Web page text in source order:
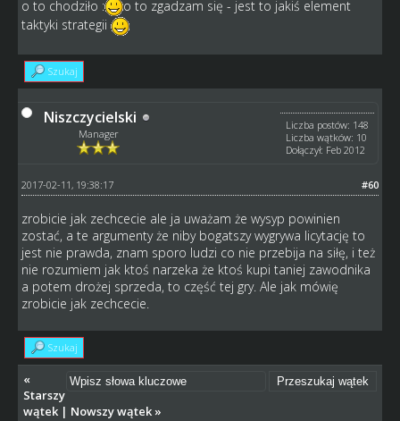
o to chodziło :
o to zgadzam się - jest to jakiś element
taktyki strategii
Szukaj
Niszczycielski
Manager
Liczba postów: 148
Liczba wątków: 10
Dołączył: Feb 2012
#60
2017-02-11, 19:38:17
zrobicie jak zechcecie ale ja uważam że wysyp powinien
zostać, a te argumenty że niby bogatszy wygrywa licytację to
jest nie prawda, znam sporo ludzi co nie przebija na siłę, i też
nie rozumiem jak ktoś narzeka że ktoś kupi taniej zawodnika
a potem drożej sprzeda, to część tej gry. Ale jak mówię
zrobicie jak zechcecie.
Szukaj
«
Starszy
wątek| Nowszy wątek»